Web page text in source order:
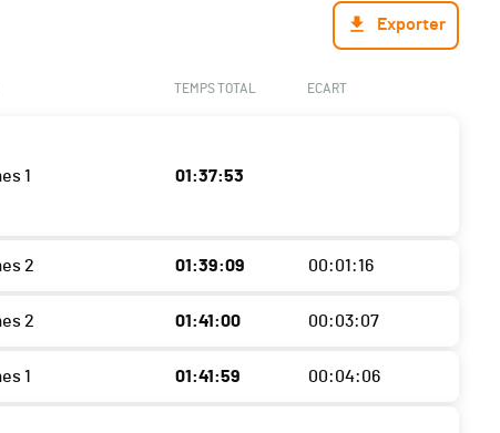
Exporter
TEMPS TOTAL ECART
1 01:37:53
2 01:39:09 00:01:16
2 01:41:00 00:03:07
1 01:41:59 00:04:06